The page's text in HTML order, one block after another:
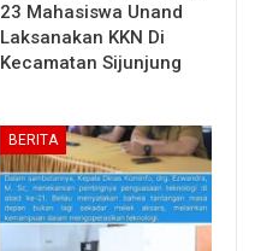
23 Mahasiswa Unand
Laksanakan KKN Di
Kecamatan Sijunjung
BERITA